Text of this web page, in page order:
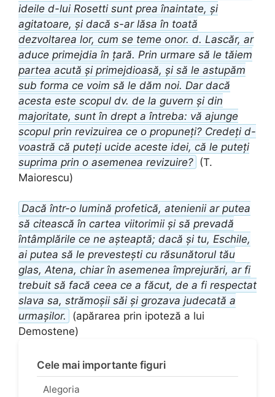
ideile d-lui Rosetti sunt prea înaintate, și
agitatoare, și dacă s-ar lăsa în toată
dezvoltarea lor, cum se teme onor. d. Lascăr, ar
aduce primejdia în țară. Prin urmare să le tăiem
partea acută și primejdioasă, și să le astupăm
sub forma ce voim să le dăm noi. Dar dacă
acesta este scopul dv. de la guvern și din
majoritate, sunt în drept a întreba: vă ajunge
scopul prin revizuirea ce o propuneți? Credeți d-
voastră că puteți ucide aceste idei, că le puteți
suprima prin o asemenea revizuire? (T.
Maiorescu)
Dacă într-o lumină profetică, atenienii ar putea
să citească în cartea viitorimii și să prevadă
întâmplările ce ne așteaptă; dacă și tu, Eschile,
ai putea să le prevestești cu răsunătorul tău
glas, Atena, chiar în asemenea împrejurări, ar fi
trebuit să facă ceea ce a făcut, de a fi respectat
slava sa, strămoșii săi și grozava judecată a
urmașilor.
(apărarea prin ipoteză a lui
Demostene)
Cele mai importante figuri
Alegoria